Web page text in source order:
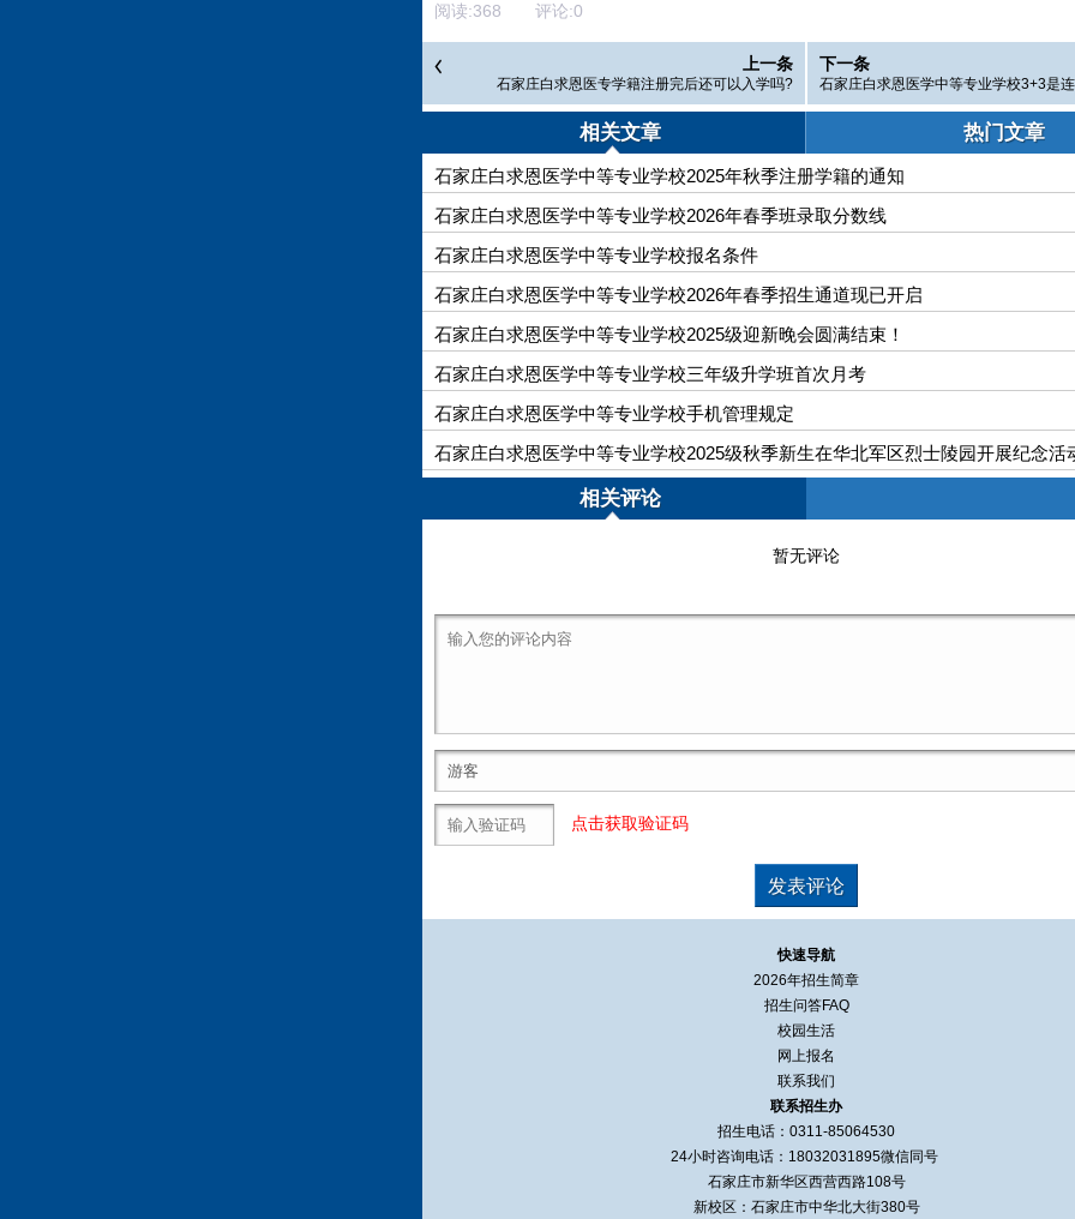
阅读:368 评论:0
上一条
石家庄白求恩医专学籍注册完后还可以入学吗?
下一条
石家庄白求恩医学中等专业学校3+3是
相关文章 热门文章
石家庄白求恩医学中等专业学校2025年秋季注册学籍的通知
石家庄白求恩医学中等专业学校2026年春季班录取分数线
石家庄白求恩医学中等专业学校报名条件
石家庄白求恩医学中等专业学校2026年春季招生通道现已开启
石家庄白求恩医学中等专业学校2025级迎新晚会圆满结束！
石家庄白求恩医学中等专业学校三年级升学班首次月考
石家庄白求恩医学中等专业学校手机管理规定
石家庄白求恩医学中等专业学校2025级秋季新生在华北军区烈士陵园开展纪念活
相关评论
暂无评论
点击获取验证码
快速导航
2026年招生简章
招生问答FAQ
校园生活
网上报名
联系我们
联系招生办
招生电话：0311-85064530
24小时咨询电话： 18032031895微信同号
石家庄市新华区西营西路108号
新校区：石家庄市中华北大街380号